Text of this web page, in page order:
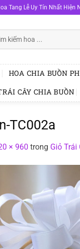
Tang Lễ Uy Tín Nhất Hiện
HOA CHIA BUỒN
CÂY CHIA BUỒN
TC002a
× 960 trong Giỏ Trái